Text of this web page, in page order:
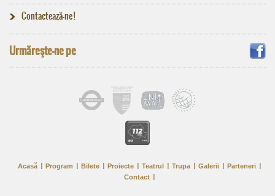
Contactează-ne !
Urmăreşte-ne pe
Acasă Program Bilete Proiecte Teatrul Trupa Galerii
Parteneri
Contact